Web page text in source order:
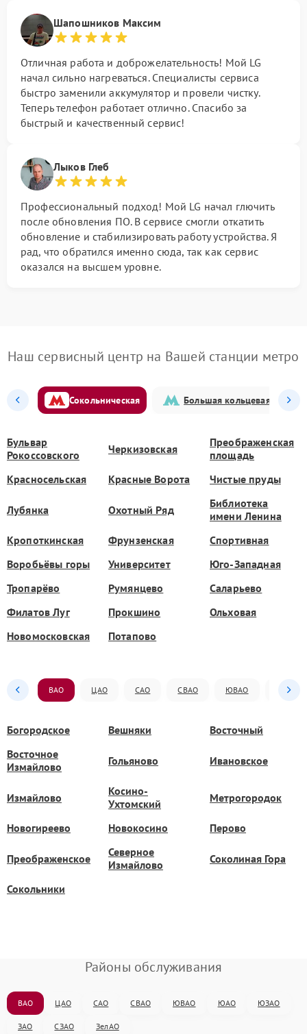
Шапошников Максим
Отличная работа и доброжелательность! Мой LG
начал сильно нагреваться. Специалисты сервиса
быстро заменили аккумулятор и провели чистку.
Теперь телефон работает отлично. Спасибо за
быстрый и качественный сервис!
Лыков Глеб
Профессиональный подход! Мой LG начал глючить
после обновления ПО. В сервисе смогли откатить
обновление и стабилизировать работу устройства. Я
рад, что обратился именно сюда, так как сервис
оказался на высшем уровне.
Наш сервисный центр на Вашей станции метро
Сокольническая Большая кольцевая
Бульвар
Рокоссовского
Черкизовская
Преображенская
площадь
Красносельская
Красные Ворота Чистые пруды
Лубянка Охотный Ряд
Библиотека
имени Ленина
Кропоткинская
Фрунзенская
Спортивная
Воробьёвы горы
Университет
Юго-Западная
Тропарёво
Румянцево
Саларьево
Филатов Луг
Прокшино
Ольховая
Новомосковская
Потапово
ВАО ЦАО САО СВАО ЮВАО ЮАО
Богородское Вешняки
Восточный
Восточное
Измайлово
Гольяново Ивановское
Измайлово
Косино-
Ухтомский
Метрогородок
Новогиреево Новокосино Перово
Преображенское
Северное
Измайлово
Соколиная Гора
Сокольники
Районы обслуживания
ВАО ЦАО САО СВАО ЮВАО ЮАО ЮЗАО
ЗАО СЗАО ЗелАО